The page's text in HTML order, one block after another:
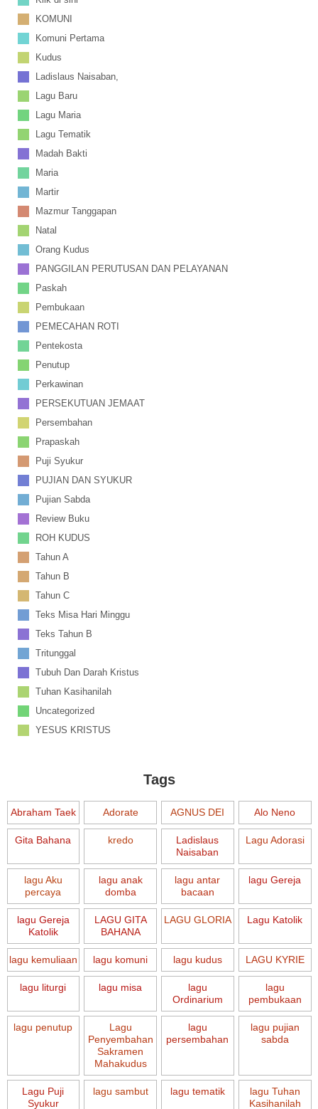
KOMUNI
Komuni Pertama
Kudus
Ladislaus Naisaban,
Lagu Baru
Lagu Maria
Lagu Tematik
Madah Bakti
Maria
Martir
Mazmur Tanggapan
Natal
Orang Kudus
PANGGILAN PERUTUSAN DAN PELAYANAN
Paskah
Pembukaan
PEMECAHAN ROTI
Pentekosta
Penutup
Perkawinan
PERSEKUTUAN JEMAAT
Persembahan
Prapaskah
Puji Syukur
PUJIAN DAN SYUKUR
Pujian Sabda
Review Buku
ROH KUDUS
Tahun A
Tahun B
Tahun C
Teks Misa Hari Minggu
Teks Tahun B
Tritunggal
Tubuh Dan Darah Kristus
Tuhan Kasihanilah
Uncategorized
YESUS KRISTUS
Tags
Abraham Taek Adorate AGNUS DEI Alo Neno
Gita Bahana kredo
Ladislaus
Naisaban
Lagu Adorasi
lagu Aku
percaya
lagu anak
domba
lagu antar
bacaan
lagu Gereja
lagu Gereja
Katolik
LAGU GITA
BAHANA
LAGU GLORIA Lagu Katolik
lagu kemuliaan lagu komuni lagu kudus LAGU KYRIE
lagu liturgi lagu misa
lagu
Ordinarium
lagu
pembukaan
lagu penutup
Lagu
Penyembahan
Sakramen
Mahakudus
lagu
persembahan
lagu pujian
sabda
Lagu Puji
Syukur
lagu sambut lagu tematik
lagu Tuhan
Kasihanilah